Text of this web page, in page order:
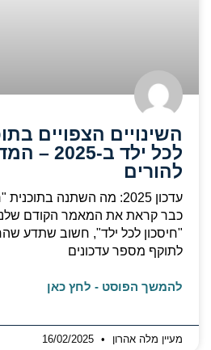
השינויים הצפויים
לכל ילד
להורים
עדכון 2025: מה השתנה
כבר קראת את המאמר הקודם שלנו
לתוקף מספר עדכונים
להמשך הפוסט - לחץ כאן
מעיין מלה אהרון